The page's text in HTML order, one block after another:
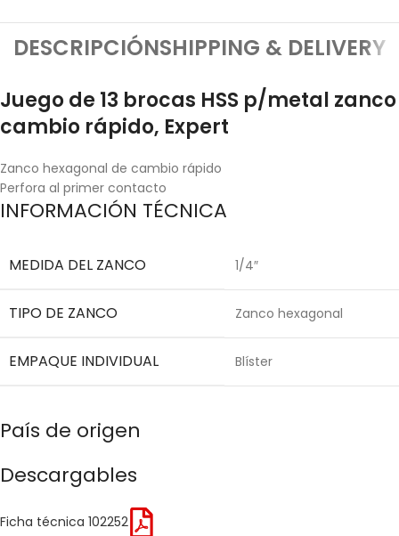
DESCRIPCIÓNSHIPPING & DELIVERY
Juego de 13 brocas HSS p/metal zanco
cambio rápido, Expert
Zanco hexagonal de cambio rápido
Perfora al primer contacto
INFORMACIÓN TÉCNICA
MEDIDA DEL ZANCO 1/4″
TIPO DE ZANCO Zanco hexagonal
EMPAQUE INDIVIDUAL Blíster
País de origen
Descargables
Ficha técnica 102252